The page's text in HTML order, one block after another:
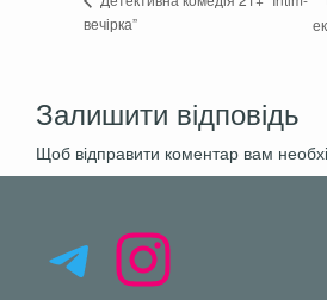
вечірка”
Залишити відповідь
Щоб відправити коментар вам
Telegram
Instagram